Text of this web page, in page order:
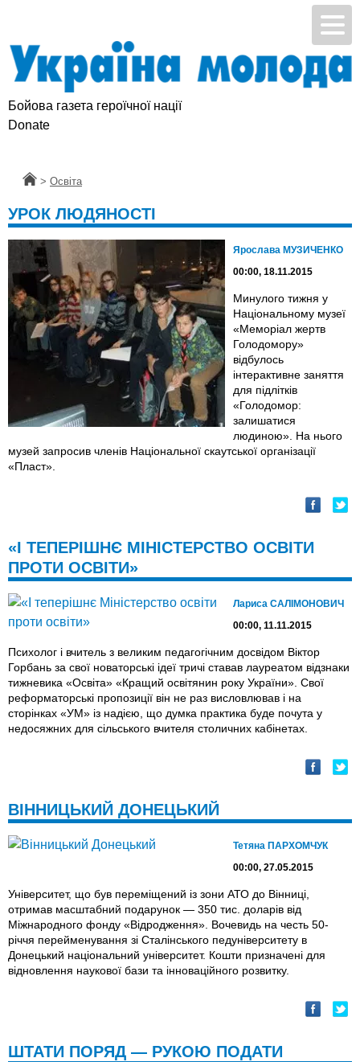
Бойова газета героїчної нації
Donate
Головна
> Освіта
УРОК ЛЮДЯНОСТІ
Ярослава МУЗИЧЕНКО
00:00, 18.11.2015
Минулого тижня у
Національному музеї
«Меморіал жертв
Голодомору»
відбулось
інтерактивне заняття
для підлітків
«Голодомор:
залишатися
людиною». На нього
музей запросив членів Національної скаутської організації
«Пласт».
«І ТЕПЕРІШНЄ МІНІСТЕРСТВО ОСВІТИ
ПРОТИ ОСВІТИ»
Лариса САЛІМОНОВИЧ
00:00, 11.11.2015
Психолог і вчитель з великим педагогічним досвідом Віктор
Горбань за свої новаторські ідеї тричі ставав лауреатом відзнаки
тижневика «Освіта» «Кращий освітянин року України». Свої
реформаторські пропозиції він не раз висловлював і на
сторінках «УМ» iз надією, що думка практика буде почута у
недосяжних для сільського вчителя столичних кабінетах.
ВІННИЦЬКИЙ ДОНЕЦЬКИЙ
Тетяна ПАРХОМЧУК
00:00, 27.05.2015
Університет, що був переміщений із зони АТО до Вінниці,
отримав масштабний подарунок — 350 тис. доларів від
Міжнародного фонду «Відродження». Вочевидь на честь 50-
річчя перейменування зі Сталінського педуніверситету в
Донецький національний університет. Кошти призначені для
відновлення наукової бази та інноваційного розвитку.
ШТАТИ ПОРЯД — РУКОЮ ПОДАТИ